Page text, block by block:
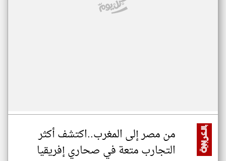
من مصر إلى المغرب..اكتشف أكثر
التجارب متعة في صحاري إفريقيا